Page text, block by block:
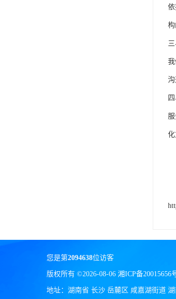
三
四
您是第2094638位访客
版权所有 ©2026-08-06 湘ICP备20015656
地址：湖南省 长沙 岳麓区 咸嘉湖街道